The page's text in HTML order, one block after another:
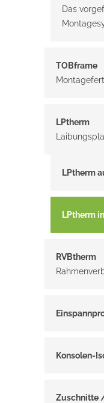
Das
TOBframe
LPtherm
LPtherm
LPtherm
RVBtherm
Konsolen-
Zuschnitte